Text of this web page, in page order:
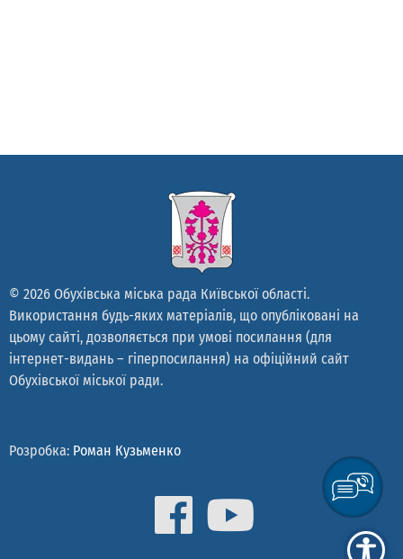
© 2026 Обухівська міська рада Київської області.
Використання будь-яких матеріалів, що опубліковані на
цьому сайті, дозволяється при умові посилання (для
інтернет-видань – гіперпосилання) на офіційний сайт
Обухівської міської ради.
Розробка: Роман Кузьменко